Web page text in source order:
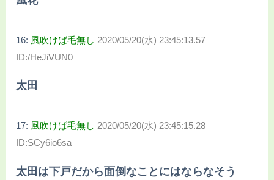
16: 風吹けば毛無し 2020/05/20(水) 23:45:13.57
ID:/HeJiVUN0
太田
17: 風吹けば毛無し 2020/05/20(水) 23:45:15.28
ID:SCy6io6sa
太田は下戸だから面倒なことにはならなそう